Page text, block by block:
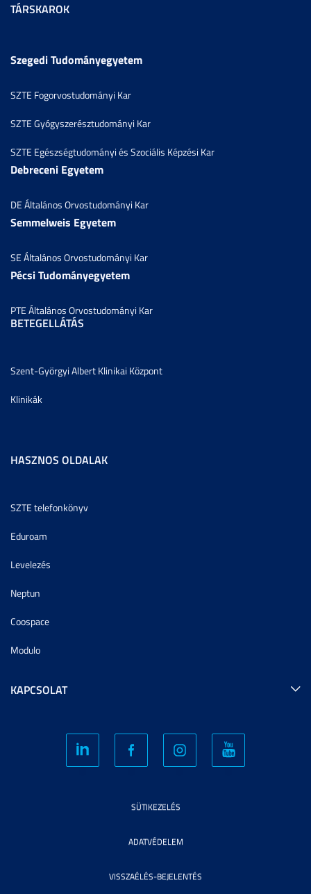
TÁRSKAROK
Szegedi Tudományegyetem
SZTE Fogorvostudományi Kar
SZTE Gyógyszerésztudományi Kar
SZTE Egészségtudományi és Szociális Képzési Kar
Debreceni Egyetem
DE Általános Orvostudományi Kar
Semmelweis Egyetem
SE Általános Orvostudományi Kar
Pécsi Tudományegyetem
PTE Általános Orvostudományi Kar
BETEGELLÁTÁS
Szent-Györgyi Albert Klinikai Központ
Klinikák
HASZNOS OLDALAK
SZTE telefonkönyv
Eduroam
Levelezés
Neptun
Coospace
Modulo
KAPCSOLAT
SÜTIKEZELÉS
ADATVÉDELEM
VISSZAÉLÉS-BEJELENTÉS